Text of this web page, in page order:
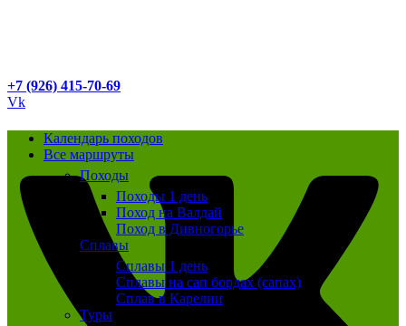
+7 (926) 415-70-69
Vk
Календарь походов
Все маршруты
Походы
Походы 1 день
Поход на Валдай
Поход в Дивногорье
Сплавы
Сплавы 1 день
Сплавы на сап бордах (сапах)
Сплав в Карелии
Туры